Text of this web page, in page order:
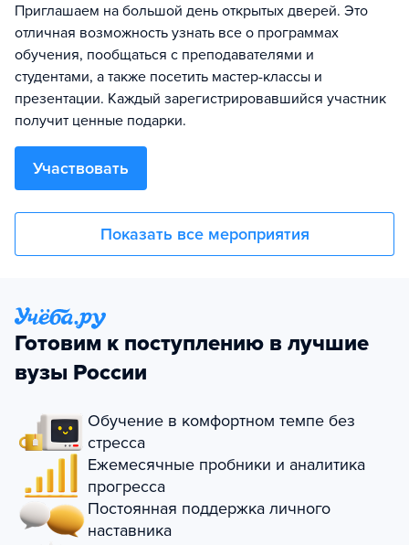
Приглашаем на большой день открытых дверей. Это
отличная возможность узнать все о программах
обучения, пообщаться с преподавателями и
студентами, а также посетить мастер-классы и
презентации. Каждый зарегистрировавшийся участник
получит ценные подарки.
Участвовать
Показать все мероприятия
Готовим к поступлению в лучшие
вузы России
Обучение в комфортном темпе без
стресса
Ежемесячные пробники и аналитика
прогресса
Постоянная поддержка личного
наставника